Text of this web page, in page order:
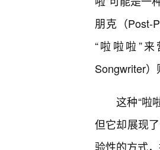
朋克（Post-
“啦啦啦”
Songwriter）
这种“啦
但它却展现
验性的方式